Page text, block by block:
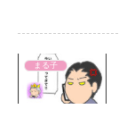
まる子